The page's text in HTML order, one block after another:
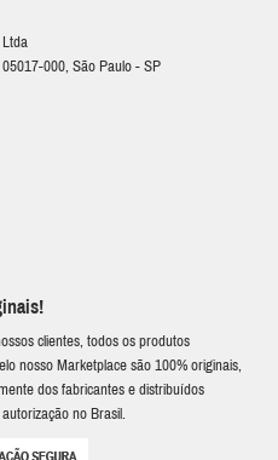
Ltda
000, São Paulo - SP
clientes, todos os produtos
nosso Marketplace são 100% originais,
dos fabricantes e distribuídos
no Brasil.